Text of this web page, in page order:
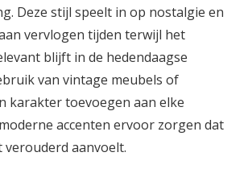
Deze stijl speelt in op nostalgie en
vervlogen tijden terwijl het
blijft in de hedendaagse
van vintage meubels of
karakter toevoegen aan elke
accenten ervoor zorgen dat
verouderd aanvoelt.